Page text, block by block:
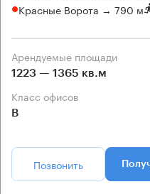
Красные Ворота → 790 м
Арендуемые площади
1223 — 1365 кв.м
Класс офисов
B
Позвонить